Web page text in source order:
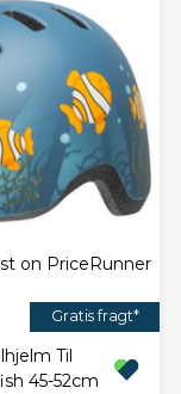
Gratis fragt*
Til
45-52cm